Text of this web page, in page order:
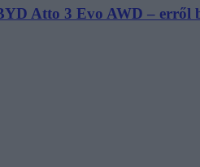
Atto 3 Evo AWD – erről